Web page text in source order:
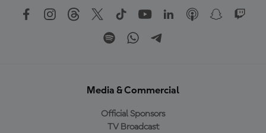
Media & Commercial
Official Sponsors
TV Broadcast